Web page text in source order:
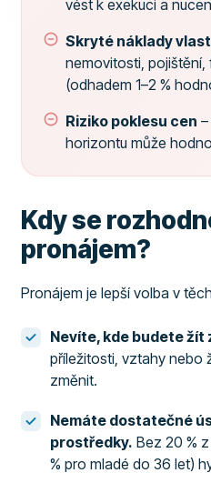
vést k exekuci a
Skryté náklady
nemovitosti, pojištění,
(odhadem 1–2 %
Riziko poklesu cen
horizontu může
Kdy se
pronájem?
Pronájem je lepší volba v
Nevíte, kde budete žít
příležitosti, vztahy nebo
změnit.
Nemáte dostatečné
prostředky. Bez 20 %
% pro mladé do 36 let)